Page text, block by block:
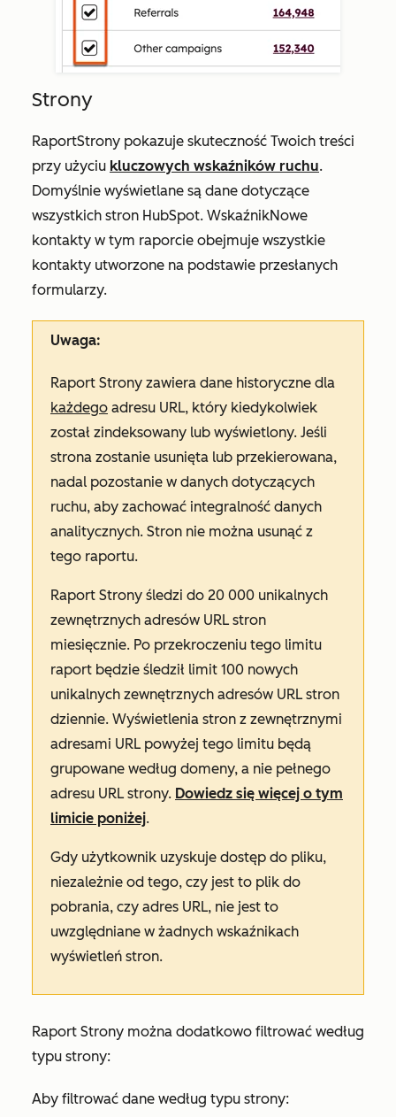
Strony
RaportStrony pokazuje skuteczność Twoich treści
przy użyciu kluczowych wskaźników ruchu.
Domyślnie wyświetlane są dane dotyczące
wszystkich stron HubSpot. WskaźnikNowe
kontakty w tym raporcie obejmuje wszystkie
kontakty utworzone na podstawie przesłanych
formularzy.
Uwaga:
Raport Strony zawiera dane historyczne dla
każdego adresu URL, który kiedykolwiek
został zindeksowany lub wyświetlony. Jeśli
strona zostanie usunięta lub przekierowana,
nadal pozostanie w danych dotyczących
ruchu, aby zachować integralność danych
analitycznych. Stron nie można usunąć z
tego raportu.
Raport Strony śledzi do 20 000 unikalnych
zewnętrznych adresów URL stron
miesięcznie. Po przekroczeniu tego limitu
raport będzie śledził limit 100 nowych
unikalnych zewnętrznych adresów URL stron
dziennie. Wyświetlenia stron z zewnętrznymi
adresami URL powyżej tego limitu będą
grupowane według domeny, a nie pełnego
adresu URL strony. Dowiedz się więcej o tym
limicie poniżej.
Gdy użytkownik uzyskuje dostęp do pliku,
niezależnie od tego, czy jest to plik do
pobrania, czy adres URL, nie jest to
uwzględniane w żadnych wskaźnikach
wyświetleń stron.
Raport Strony można dodatkowo filtrować według
typu strony:
Aby filtrować dane według typu strony: